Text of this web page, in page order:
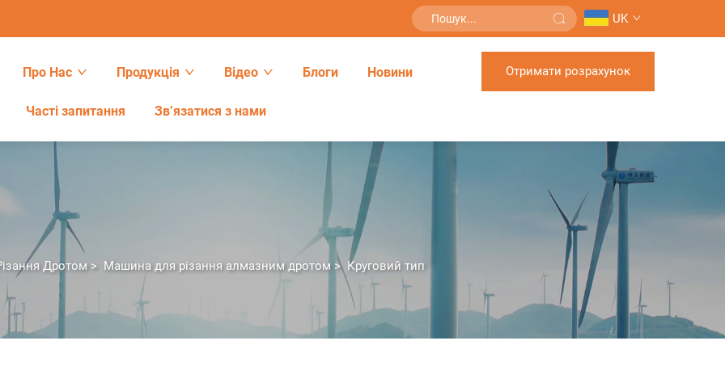
UK
Про Нас Продукція Відео Блоги Новини
Часті запитання Зв’язатися з нами
Отримати розрахунок
Дротом> Машина для різання алмазним дротом > Круговий тип